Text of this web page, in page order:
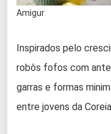
Amigur
Inspirados pelo
robôs fofos com
garras e formas
entre jovens da